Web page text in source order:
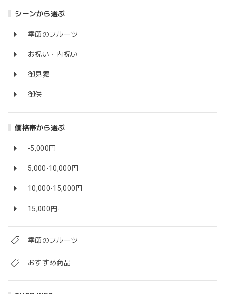
シーンから選ぶ
季節のフルーツ
お祝い・内祝い
御見舞
御供
価格帯から選ぶ
-5,000円
5,000-10,000円
10,000-15,000円
15,000円-
季節のフルーツ
おすすめ商品